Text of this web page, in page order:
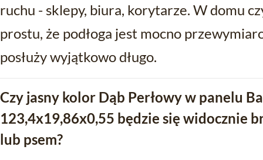
ruchu - sklepy, biura, korytarze. W domu
prostu, że podłoga jest mocno
posłuży wyjątkowo długo.
Czy jasny kolor Dąb Perłowy w panelu
123,4x19,86x0,55 będzie się widocznie
lub psem?